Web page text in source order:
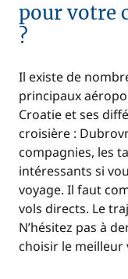
pour votre
?
Il existe de
principaux
Croatie et ses
croisière :
compagnies, les
intéressants si
voyage. Il faut
vols directs. Le
N’hésitez pas à
choisir le meilleur